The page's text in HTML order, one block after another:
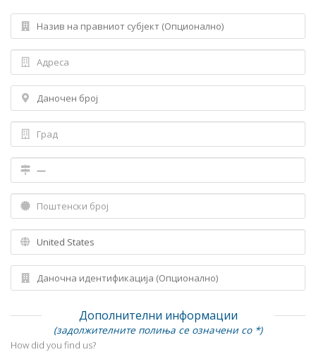
Дополнителни информации
(задолжителните полиња се означени со *)
How did you find us?